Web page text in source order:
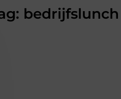
bedrijfslunch